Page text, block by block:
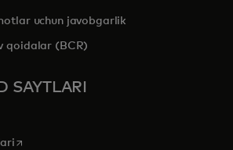
uchun javobgarlik
qoidalar (BCR)
SAYTLARI
in a new tab
opens in a new tab